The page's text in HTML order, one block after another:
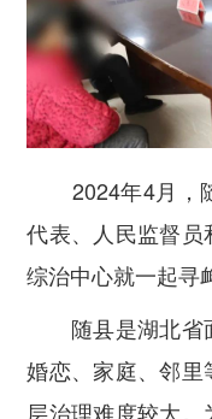
2024年4月，
代表、人民监督
综治中心就一起寻
随县是湖北
婚恋、家庭、邻
层治理难度较大